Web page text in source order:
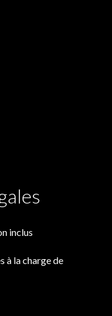
inclus
à la charge de